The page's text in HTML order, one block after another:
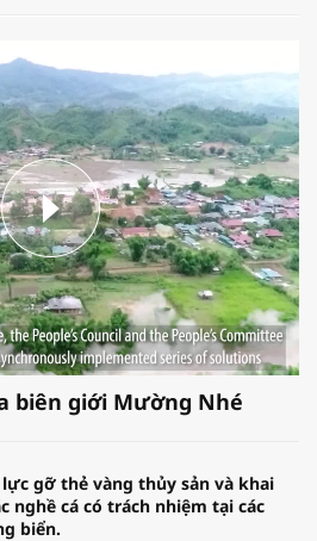
biên giới Mường Nhé
lực gỡ thẻ vàng thủy sản và khai
nghề cá có trách nhiệm tại các
biển.